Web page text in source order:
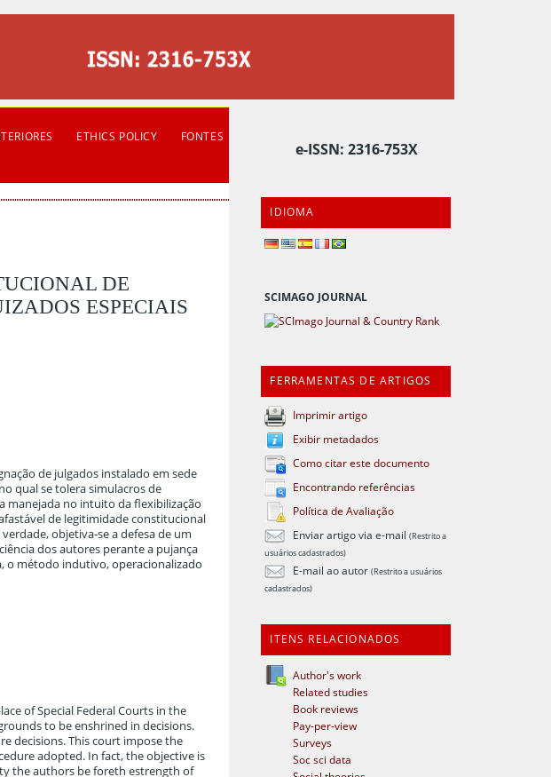
e-ISSN: 2316-753X
IDIOMA
SCIMAGO JOURNAL
FERRAMENTAS DE ARTIGOS
Imprimir artigo
Exibir metadados
Como citar este documento
Encontrando referências
Política de Avaliação
Enviar artigo via e-mail(Restrito a
usuários cadastrados)
E-mail ao autor(Restrito a usuários
cadastrados)
ITENS RELACIONADOS
Author's work
Related studies
Book reviews
Pay-per-view
Surveys
Soc sci data
ETHICS POLICY
FONTES
DE
ESPECIAIS
de julgados instalado em sede
qual se tolera simulacros de
manejada no intuito da flexibilização
de legitimidade constitucional
objetiva-se a defesa de um
dos autores perante a pujança
o método indutivo, operacionalizado
of Special Federal Courts in the
to be enshrined in decisions.
decisions. This court impose the
adopted. In fact, the objective is
the authors be foreth estrength of